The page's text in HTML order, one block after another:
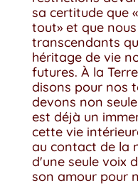
sa certitude que
tout» et que
transcendants
héritage de vie
futures. À la
disons pour nos
devons non
est déjà un
cette vie
au contact de la
d'une seule voix
son amour pour